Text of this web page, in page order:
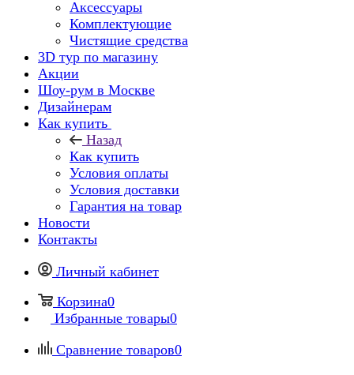
Аксессуары
Комплектующие
Чистящие средства
3D тур по магазину
Акции
Шоу-рум в Москве
Дизайнерам
Как купить
Назад
Как купить
Условия оплаты
Условия доставки
Гарантия на товар
Новости
Контакты
Личный кабинет
Корзина0
Избранные товары0
Сравнение товаров0